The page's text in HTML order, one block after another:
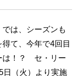
では、シーズンも
て、今年で4回目
は！？ セ・リー
（火）より実施